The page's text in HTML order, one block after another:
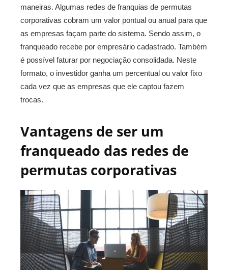
maneiras. Algumas redes de franquias de permutas
corporativas cobram um valor pontual ou anual para que
as empresas façam parte do sistema. Sendo assim, o
franqueado recebe por empresário cadastrado. Também
é possível faturar por negociação consolidada. Neste
formato, o investidor ganha um percentual ou valor fixo
cada vez que as empresas que ele captou fazem
trocas.
Vantagens de ser um
franqueado das redes de
permutas corporativas